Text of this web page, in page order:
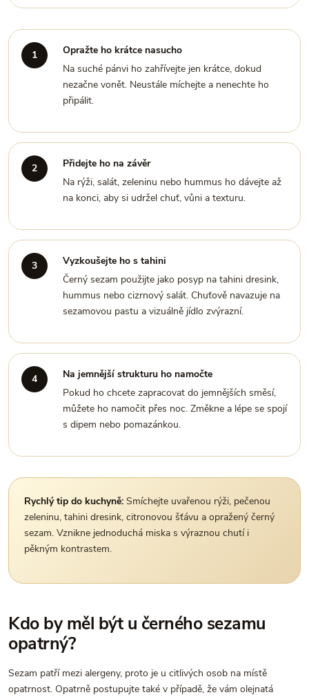
Opražte ho krátce nasucho
Na suché pánvi ho zahřívejte jen krátce, dokud
nezačne vonět. Neustále míchejte a nenechte ho
připálit.
Přidejte ho na závěr
Na rýži, salát, zeleninu nebo hummus ho dávejte až
na konci, aby si udržel chuť, vůni a texturu.
Vyzkoušejte ho s tahini
Černý sezam použijte jako posyp na tahini dresink,
hummus nebo cizrnový salát. Chuťově navazuje na
sezamovou pastu a vizuálně jídlo zvýrazní.
Na jemnější strukturu ho namočte
Pokud ho chcete zapracovat do jemnějších směsí,
můžete ho namočit přes noc. Změkne a lépe se spojí
s dipem nebo pomazánkou.
Rychlý tip do kuchyně: Smíchejte uvařenou rýži, pečenou
zeleninu, tahini dresink, citronovou šťávu a opražený černý
sezam. Vznikne jednoduchá miska s výraznou chutí i
pěkným kontrastem.
Kdo by měl být u černého sezamu
opatrný?
Sezam patří mezi alergeny, proto je u citlivých osob na místě
opatrnost. Opatrně postupujte také v případě, že vám olejnatá